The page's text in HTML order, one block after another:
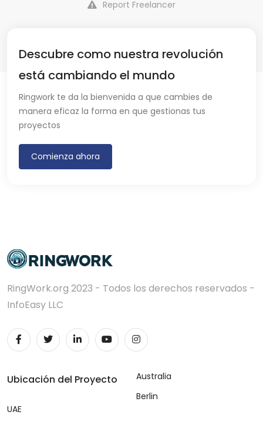
Report Freelancer
Descubre como nuestra revolución
está cambiando el mundo
Ringwork te da la bienvenida a que cambies de
manera eficaz la forma en que gestionas tus
proyectos
Comienza ahora
RingWork.org 2023 - Todos los derechos reservados -
InfoEasy LLC
Ubicación del Proyecto
UAE
Australia
Berlin